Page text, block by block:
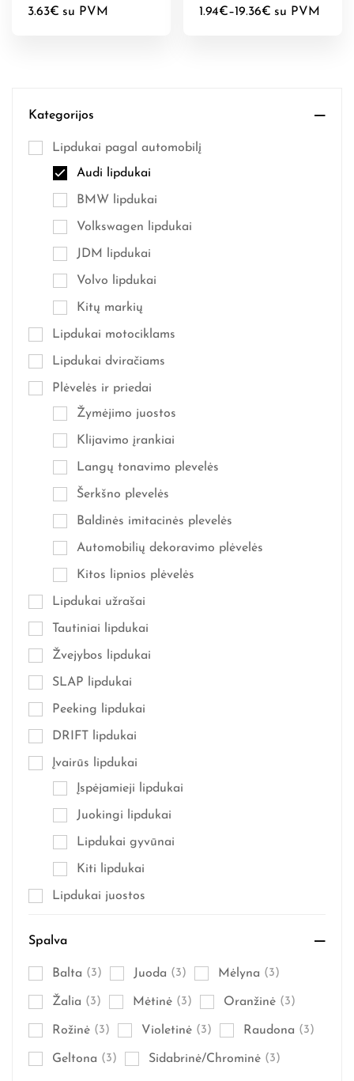
Kategorijos
Lipdukai pagal automobilį
Audi lipdukai
BMW lipdukai
Volkswagen lipdukai
JDM lipdukai
Volvo lipdukai
Kitų markių
Lipdukai motociklams
Lipdukai dviračiams
Plėvelės ir priedai
Žymėjimo juostos
Klijavimo įrankiai
Langų tonavimo plevelės
Šerkšno plevelės
Baldinės imitacinės plevelės
Automobilių dekoravimo plėvelės
Kitos lipnios plėvelės
Lipdukai užrašai
Tautiniai lipdukai
Žvejybos lipdukai
SLAP lipdukai
Peeking lipdukai
DRIFT lipdukai
Įvairūs lipdukai
Įspėjamieji lipdukai
Juokingi lipdukai
Lipdukai gyvūnai
Kiti lipdukai
Lipdukai juostos
Spalva
Balta (3) Juoda (3) Mėlyna (3)
Žalia (3) Mėtinė (3) Oranžinė (3)
Rožinė (3) Violetinė (3) Raudona (3)
Geltona (3) Sidabrinė/Chrominė (3)
3.63€ su PVM 1.94€–19.36€ su PVM